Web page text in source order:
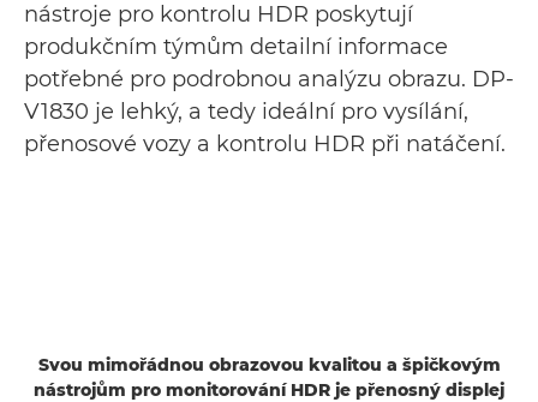
nástroje pro kontrolu HDR poskytují
produkčním týmům detailní informace
potřebné pro podrobnou analýzu obrazu. DP-
V1830 je lehký, a tedy ideální pro vysílání,
přenosové vozy a kontrolu HDR při natáčení.
Svou mimořádnou obrazovou kvalitou a špičkovým
nástrojům pro monitorování HDR je přenosný displej